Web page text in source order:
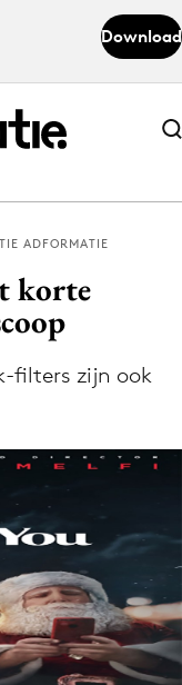
Download
Abonneer nu
Abonneer nu
Adformatie
ADFORMATIE
korte
filters zijn ook